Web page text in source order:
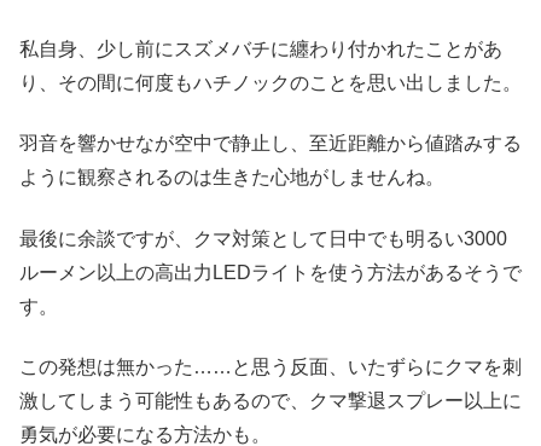
私自身、少し前にスズメバチに纏わり付かれたことがあ
り、その間に何度もハチノックのことを思い出しました。
羽音を響かせなが空中で静止し、至近距離から値踏みする
ように観察されるのは生きた心地がしませんね。
最後に余談ですが、クマ対策として日中でも明るい3000
ルーメン以上の高出力LEDライトを使う方法があるそうで
す。
この発想は無かった……と思う反面、いたずらにクマを刺
激してしまう可能性もあるので、クマ撃退スプレー以上に
勇気が必要になる方法かも。